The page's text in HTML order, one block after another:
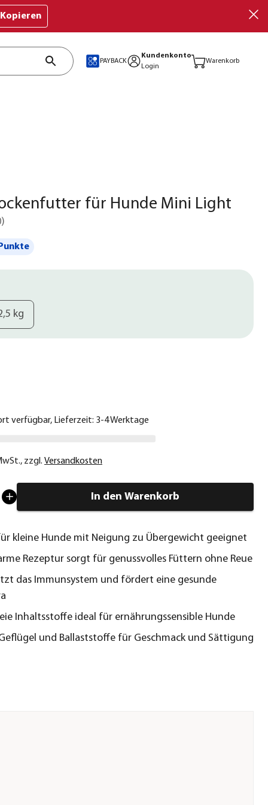
Kopieren
PAYBACK
Kundenkonto
Login
Warenkorb
für Hunde Mini Light
)
kg
verfügbar, Lieferzeit: 3-4 Werktage
, zzgl. Versandkosten
In den Warenkorb
kleine Hunde mit Neigung zu Übergewicht geeignet
Rezeptur sorgt für genussvolles Füttern ohne Reue
das Immunsystem und fördert eine gesunde
Inhaltsstoffe ideal für ernährungssensible Hunde
und Ballaststoffe für Geschmack und Sättigung